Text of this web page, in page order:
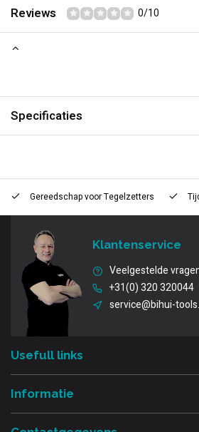
Reviews 0/10
Specificaties
Gereedschap voorTegelzetters
Klantenservice
Veelgestelde
+31(0) 320 320044
service@bihui-
Usefull links
Informatie